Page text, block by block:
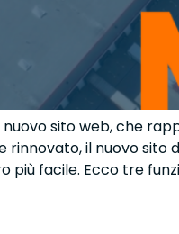
sito web, che
il nuovo sito
più facile. Ecco tre